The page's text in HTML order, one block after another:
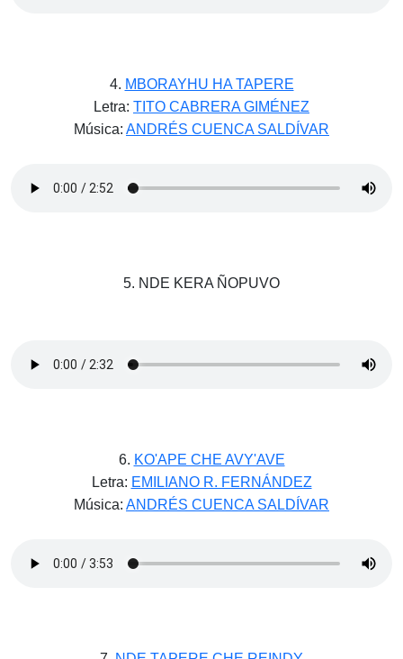
4. MBORAYHU HA TAPERE
Letra: TITO CABRERA GIMÉNEZ
Música: ANDRÉS CUENCA SALDÍVAR
5. NDE KERA ÑOPUVO
6. KO'APE CHE AVY'AVE
Letra: EMILIANO R. FERNÁNDEZ
Música: ANDRÉS CUENCA SALDÍVAR